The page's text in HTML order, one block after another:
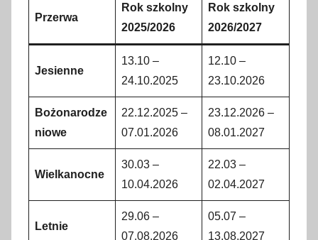
Przerwa
Rok szkolny
2025/2026
Rok szkolny
2026/2027
Jesienne
13.10 –
24.10.2025
12.10 –
23.10.2026
Bożonarodze
niowe
22.12.2025 –
07.01.2026
23.12.2026 –
08.01.2027
Wielkanocne
30.03 –
10.04.2026
22.03 –
02.04.2027
Letnie
29.06 –
07.08.2026
05.07 –
13.08.2027